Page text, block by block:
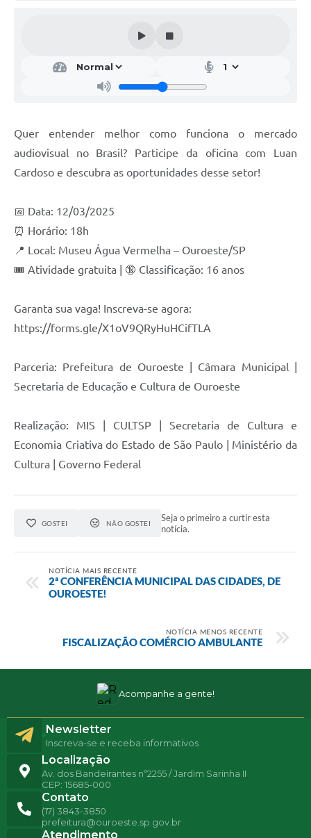
Quer entender melhor como funciona o mercado
audiovisual no Brasil? Participe da oficina com Luan
Cardoso e descubra as oportunidades desse setor!
📅 Data: 12/03/2025
⏰ Horário: 18h
📍 Local: Museu Água Vermelha – Ouroeste/SP
🎟 Atividade gratuita | 🔞 Classificação: 16 anos
Garanta sua vaga! Inscreva-se agora:
https://forms.gle/X1oV9QRyHuHCifTLA
Parceria: Prefeitura de Ouroeste | Câmara Municipal |
Secretaria de Educação e Cultura de Ouroeste
Realização: MIS | CULTSP | Secretaria de Cultura e
Economia Criativa do Estado de São Paulo | Ministério da
Cultura | Governo Federal
GOSTEI NÃO GOSTEI
Seja o primeiro a curtir esta
notícia.
NOTÍCIA MAIS RECENTE
2ª CONFERÊNCIA MUNICIPAL DAS CIDADES, DE
OUROESTE!
NOTÍCIA MENOS RECENTE
FISCALIZAÇÃO COMÉRCIO AMBULANTE
Acompanhe a gente!
Localização
Av. dos Bandeirantes nº2255 / Jardim Sarinha II
CEP: 15685-000
Contato
(17) 3843-3850
prefeitura@ouroeste.sp.gov.br
Atendimento
Newsletter
Inscreva-se e receba informativos